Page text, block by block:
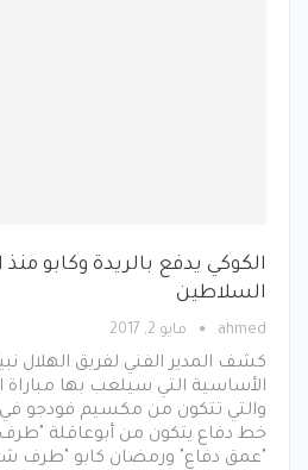
الكوكي يدفع بالريدة وكابو منذ
السلاطين
ahmed مايو 2, 2017
كشف المدير الفني لفريق الهلال
الأساسية التي سيلعب بها مباراة
والتي تتكون من مكسيم فودجو في
خط دفاع يتكون من أبوعاقلة
"عمق دفاع" ورمضان كابو "طرف